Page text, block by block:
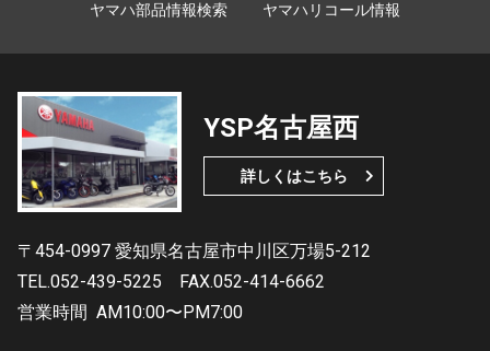
ヤマハ部品情報検索
ヤマハリコール情報
YSP名古屋西
詳しくはこちら
〒454-0997 愛知県名古屋市中川区万場5-212
TEL.052-439-5225
FAX.052-414-6662
営業時間 AM10:00〜PM7:00